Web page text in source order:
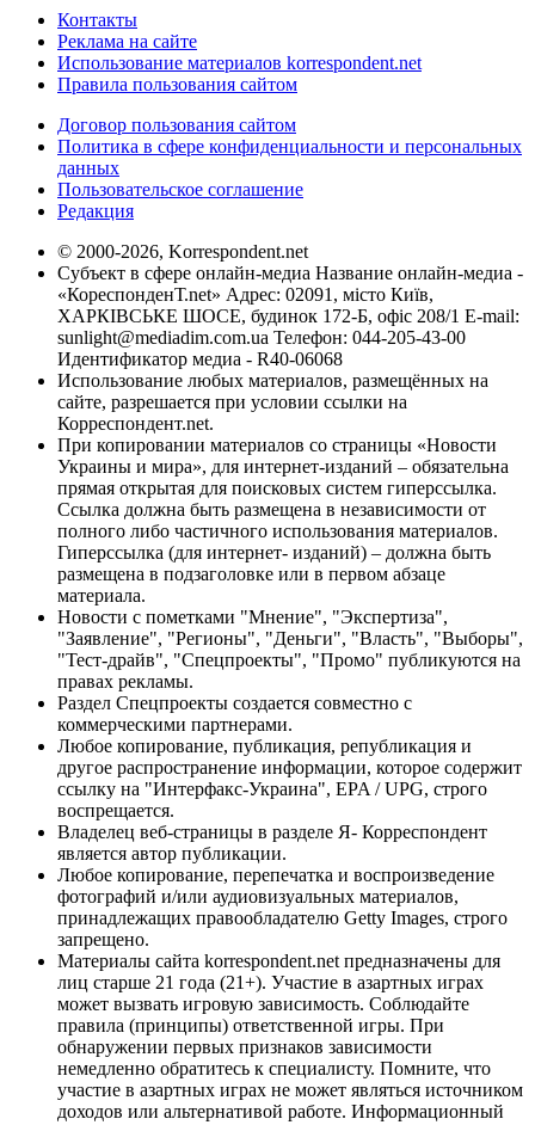
Контакты
Реклама на сайте
Использование материалов korrespondent.net
Правила пользования сайтом
Договор пользования сайтом
Политика в сфере конфиденциальности и персональных
данных
Пользовательское соглашение
Редакция
© 2000-2026, Korrespondent.net
Субъект в сфере онлайн-медиа Название онлайн-медиа -
«КореспонденТ.net» Адрес: 02091, місто Київ,
ХАРКІВСЬКЕ ШОСЕ, будинок 172-Б, офіс 208/1 E-mail:
sunlight@mediadim.com.ua Телефон: 044-205-43-00
Идентификатор медиа - R40-06068
Использование любых материалов, размещённых на
сайте, разрешается при условии ссылки на
Корреспондент.net.
При копировании материалов со страницы «Новости
Украины и мира», для интернет-изданий – обязательна
прямая открытая для поисковых систем гиперссылка.
Ссылка должна быть размещена в независимости от
полного либо частичного использования материалов.
Гиперссылка (для интернет- изданий) – должна быть
размещена в подзаголовке или в первом абзаце
материала.
Новости с пометками "Мнение", "Экспертиза",
"Заявление", "Регионы", "Деньги", "Власть", "Выборы",
"Тест-драйв", "Спецпроекты", "Промо" публикуются на
правах рекламы.
Раздел Спецпроекты создается совместно с
коммерческими партнерами.
Любое копирование, публикация, републикация и
другое распространение информации, которое содержит
ссылку на "Интерфакс-Украина", EPA / UPG, строго
воспрещается.
Владелец веб-страницы в разделе Я- Корреспондент
является автор публикации.
Любое копирование, перепечатка и воспроизведение
фотографий и/или аудиовизуальных материалов,
принадлежащих правообладателю Getty Images, строго
запрещено.
Материалы сайта korrespondent.net предназначены для
лиц старше 21 года (21+). Участие в азартных играх
может вызвать игровую зависимость. Соблюдайте
правила (принципы) ответственной игры. При
обнаружении первых признаков зависимости
немедленно обратитесь к специалисту. Помните, что
участие в азартных играх не может являться источником
доходов или альтернативой работе. Информационный